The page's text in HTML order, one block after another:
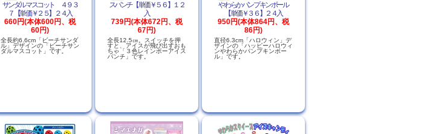
サンダルマスコット ４９３
７【単価￥２５】２４入
660円(本体600円、税
60円)
全長約6.6cm「ビーチサンダ
ル」デザインの「ビーチサン
ダルマスコット」です。
スパンチ【単価￥５６】１２
入
739円(本体672円、税
67円)
全長12.5㎝。スイッチを押
すと、アイスが飛び出すおも
ちゃ「３色レインボーアイス
パンチ」です。
やわらかパンプキンボール
【単価￥３６】２４入
950円(本体864円、税
86円)
直径6.3cm「ハロウィン」デ
ザインの「ハッピーハロウィ
ンやわらかパンプキンボー
ル」です。